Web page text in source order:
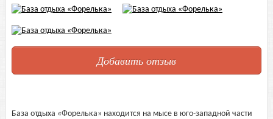
Добавить отзыв
База отдыха «Форелька» находится на мысе в юго-западной части